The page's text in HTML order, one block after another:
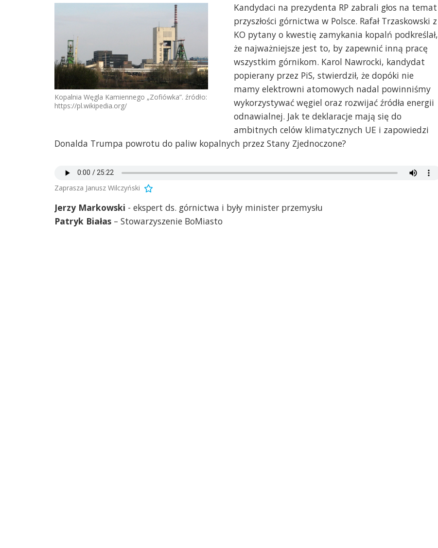
Kopalnia Węgla Kamiennego „Zofiówka”. źródło:
https://pl.wikipedia.org/
Kandydaci na prezydenta RP zabrali głos na temat
przyszłości górnictwa w Polsce. Rafał Trzaskowski z
KO pytany o kwestię zamykania kopalń podkreślał,
że najważniejsze jest to, by zapewnić inną pracę
wszystkim górnikom. Karol Nawrocki, kandydat
popierany przez PiS, stwierdził, że dopóki nie
mamy elektrowni atomowych nadal powinniśmy
wykorzystywać węgiel oraz rozwijać źródła energii
odnawialnej. Jak te deklaracje mają się do
ambitnych celów klimatycznych UE i zapowiedzi
Donalda Trumpa powrotu do paliw kopalnych przez Stany Zjednoczone?
Zaprasza Janusz Wilczyński
Jerzy Markowski - ekspert ds. górnictwa i były minister przemysłu
Patryk Białas – Stowarzyszenie BoMiasto